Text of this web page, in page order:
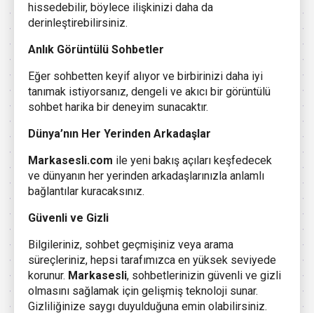
hissedebilir, böylece ilişkinizi daha da
derinleştirebilirsiniz.
Anlık Görüntülü Sohbetler
Eğer sohbetten keyif alıyor ve birbirinizi daha iyi
tanımak istiyorsanız, dengeli ve akıcı bir görüntülü
sohbet harika bir deneyim sunacaktır.
Dünya’nın Her Yerinden Arkadaşlar
Markasesli.com ile yeni bakış açıları keşfedecek
ve dünyanın her yerinden arkadaşlarınızla anlamlı
bağlantılar kuracaksınız.
Güvenli ve Gizli
Bilgileriniz, sohbet geçmişiniz veya arama
süreçleriniz, hepsi tarafımızca en yüksek seviyede
korunur. Markasesli, sohbetlerinizin güvenli ve gizli
olmasını sağlamak için gelişmiş teknoloji sunar.
Gizliliğinize saygı duyulduğuna emin olabilirsiniz.